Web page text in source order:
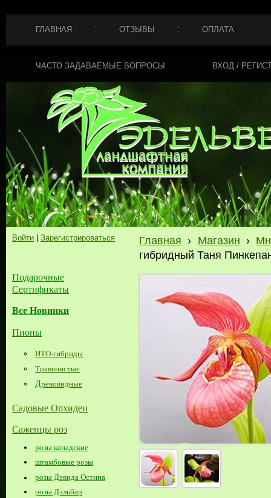
ГЛАВНАЯ ОТЗЫВЫ ОПЛАТА
ЧАСТО ЗАДАВАЕМЫЕ ВОПРОСЫ ВХОД /
Войти Зарегистрироваться
Подарочные
Сертификаты
Все Новинки
Пионы
ИТО-гибриды
Травянистые
Древовидные
Садовые Орхидеи
Саженцы роз
розы канадские
штамбовые розы
розы Дэвида Остина
розы Дэльбар
Главная › Магазин ›
гибридный Таня